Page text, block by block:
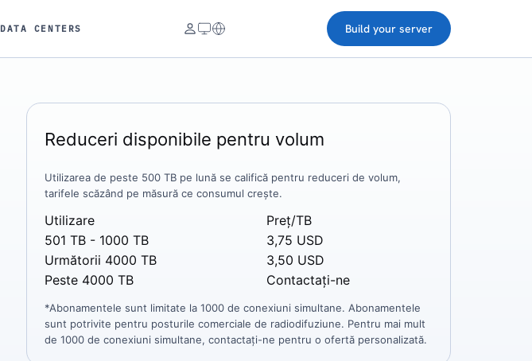
DATA CENTERS Build your server
Reduceri disponibile pentru volum
Utilizarea de peste 500 TB pe lună se califică pentru reduceri de volum,
tarifele scăzând pe măsură ce consumul crește.
Utilizare
Preț/TB
501 TB - 1000 TB
3,75 USD
Următorii 4000 TB
3,50 USD
Peste 4000 TB
Contactaţi-ne
*Abonamentele sunt limitate la 1000 de conexiuni simultane. Abonamentele
sunt potrivite pentru posturile comerciale de radiodifuziune. Pentru mai mult
de 1000 de conexiuni simultane, contactați-ne pentru o ofertă personalizată.